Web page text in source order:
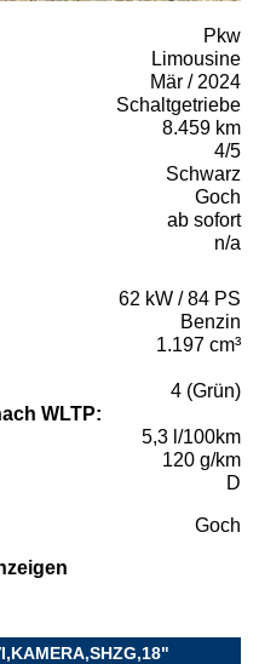
Pkw
Limousine
Mär / 2024
Schaltgetriebe
8.459 km
4/5
Schwarz
Goch
ab sofort
n/a
62 kW / 84 PS
Benzin
1.197 cm³
4 (Grün)
WLTP:
5,3 l/100km
120 g/km
D
Goch